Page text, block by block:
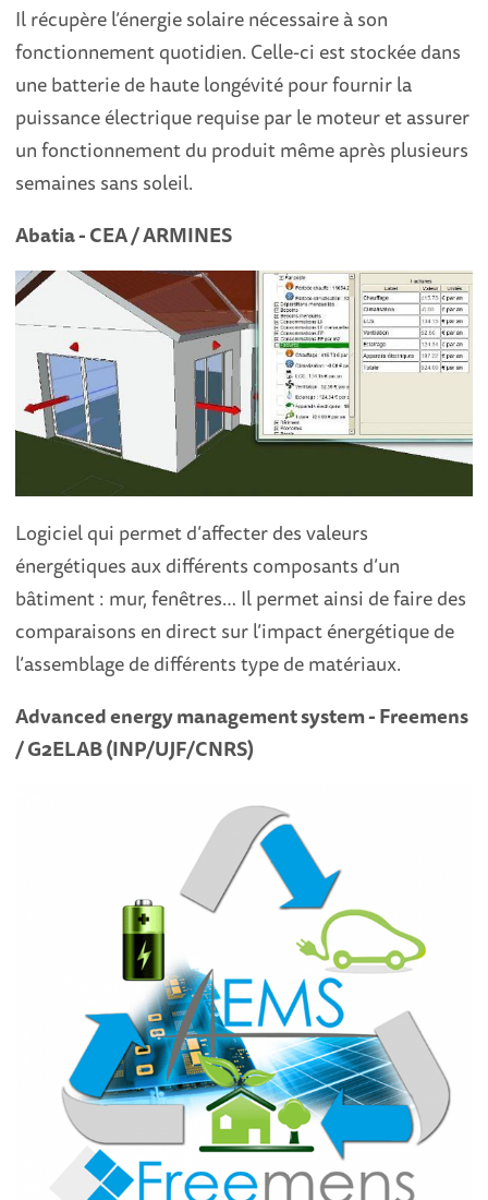
Il récupère l’énergie solaire nécessaire à son
fonctionnement quotidien. Celle-ci est stockée dans
une batterie de haute longévité pour fournir la
puissance électrique requise par le moteur et assurer
un fonctionnement du produit même après plusieurs
semaines sans soleil.
Abatia - CEA / ARMINES
Logiciel qui permet d’affecter des valeurs
énergétiques aux différents composants d’un
bâtiment : mur, fenêtres… Il permet ainsi de faire des
comparaisons en direct sur l’impact énergétique de
l’assemblage de différents type de matériaux.
Advanced energy management system - Freemens
/ G2ELAB (INP/UJF/CNRS)